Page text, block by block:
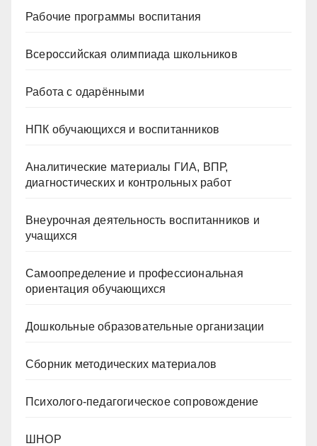
Рабочие программы воспитания
Всероссийская олимпиада школьников
Работа с одарёнными
НПК обучающихся и воспитанников
Аналитические материалы ГИА, ВПР,
диагностических и контрольных работ
Внеурочная деятельность воспитанников и
учащихся
Самоопределение и профессиональная
ориентация обучающихся
Дошкольные образовательные организации
Сборник методических материалов
Психолого-педагогическое сопровождение
ШНОР